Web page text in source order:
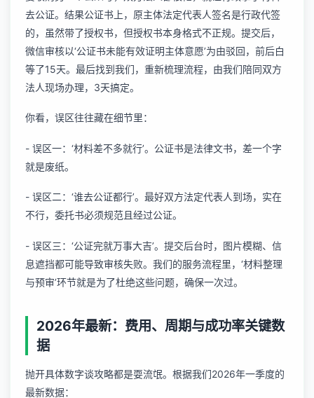
去公证。结果公证书上，原主体法定代表人签名是行政代签
的，虽然带了授权书，但授权书本身格式不正规。提交后，
微信审核以‘公证书未能有效证明主体意愿’为由驳回，前后白
等了15天。最后找到我们，重新梳理流程，由我们陪同双方
法人现场办理，3天搞定。
你看，误区往往藏在细节里：
- 误区一：‘材料差不多就行’。公证书是法律文书，差一个字
就是废纸。
- 误区二：‘谁去公证都行’。最好双方法定代表人到场，实在
不行，委托书必须规范且经过公证。
- 误区三：‘公证完就万事大吉’。提交后台时，图片模糊、信
息遮挡都可能导致审核失败。我们的服务流程里，‘材料整理
与预审’环节就是为了杜绝这些问题，确保一次过。
2026年最新：费用、周期与成功率关键数
据
抛开具体数字谈攻略都是耍流氓。根据我们2026年一季度的
最新数据：